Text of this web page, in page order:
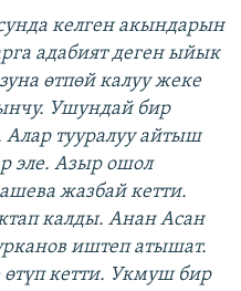
келген акындарын
адабият деген ыйык
өтпөй калуу жеке
Ушундай бир
Алар тууралуу айтыш
эле. Азыр ошол
жазбай кетти.
калды. Анан Асан
иштеп атышат.
кетти. Укмуш бир